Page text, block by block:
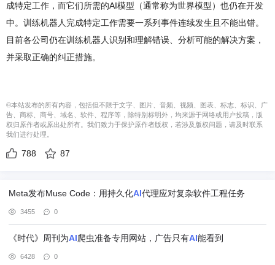
成特定工作，而它们所需的AI模型（通常称为世界模型）也仍在开发
中。训练机器人完成特定工作需要一系列事件连续发生且不能出错。
目前各公司仍在训练机器人识别和理解错误、分析可能的解决方案，
并采取正确的纠正措施。
©本站发布的所有内容，包括但不限于文字、图片、音频、视频、图表、标志、标识、广
告、商标、商号、域名、软件、程序等，除特别标明外，均来源于网络或用户投稿，版
权归原作者或原出处所有。我们致力于保护原作者版权，若涉及版权问题，请及时联系
我们进行处理。
788 87
Meta发布Muse Code：用持久化AI代理应对复杂软件工程任务
3455 0
《时代》周刊为AI爬虫准备专用网站，广告只有AI能看到
6428 0